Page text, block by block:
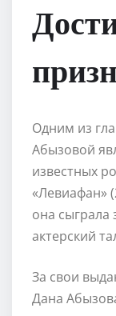
Одним из
Абызовой
известных
«Левиафан»
она сыграла
актерский
За свои
Дана